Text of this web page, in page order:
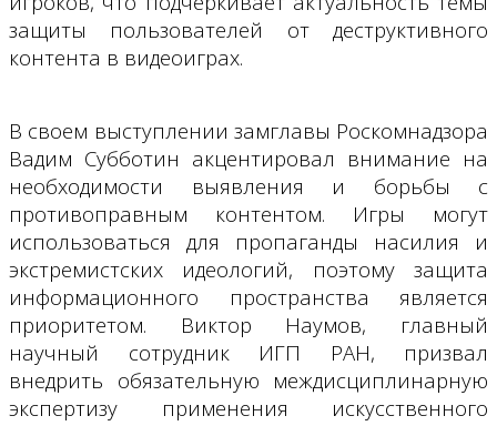
защиты пользователей от деструктивного
контента в видеоиграх.
В своем выступлении замглавы Роскомнадзора
Вадим Субботин акцентировал внимание на
необходимости выявления и борьбы с
противоправным контентом. Игры могут
использоваться для пропаганды насилия и
экстремистских идеологий, поэтому защита
информационного пространства является
приоритетом. Виктор Наумов, главный
научный сотрудник ИГП РАН, призвал
внедрить обязательную междисциплинарную
экспертизу применения искусственного